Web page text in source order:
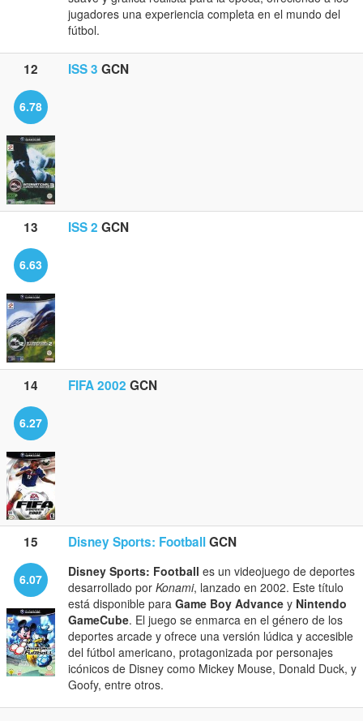
jugadores una experiencia completa en el mundo del
fútbol.
12 ISS 3 GCN
6.78
13 ISS 2 GCN
6.63
14 FIFA 2002 GCN
6.27
15 Disney Sports: FootballGCN
6.07 Disney Sports: Football es un videojuego de deportes
desarrollado por Konami, lanzado en 2002. Este título
está disponible para Game Boy Advance y Nintendo
GameCube. El juego se enmarca en el género de los
deportes arcade y ofrece una versión lúdica y accesible
del fútbol americano, protagonizada por personajes
icónicos de Disney como Mickey Mouse, Donald Duck, y
Goofy, entre otros.